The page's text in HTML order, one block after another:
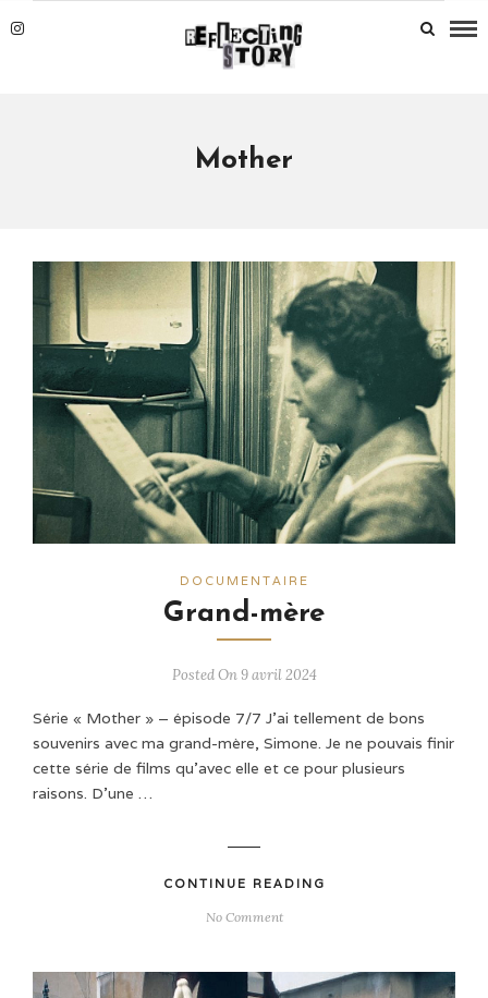
Mother
DOCUMENTAIRE
Grand-mère
Posted On 9 avril 2024
Série « Mother » – épisode 7/7 J'ai tellement de bons
souvenirs avec ma grand-mère, Simone. Je ne pouvais finir
cette série de films qu'avec elle et ce pour plusieurs
raisons. D’une …
CONTINUE READING
No Comment